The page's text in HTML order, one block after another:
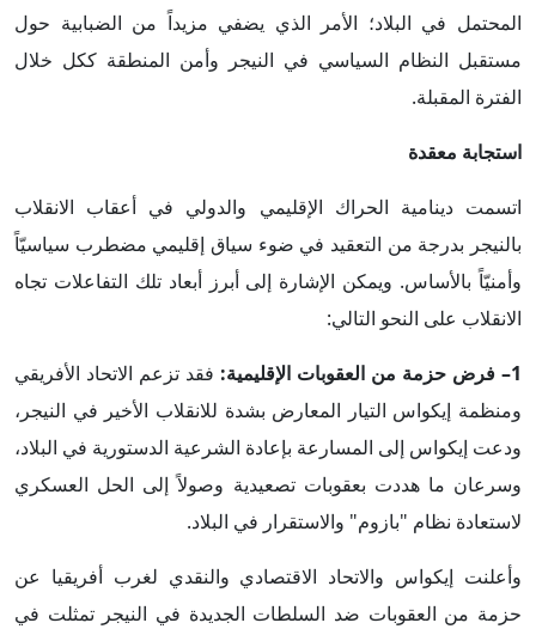
المحتمل في البلاد؛ الأمر الذي يضفي مزيداً من الضبابية حول
مستقبل النظام السياسي في النيجر وأمن المنطقة ككل خلال
الفترة المقبلة.
استجابة معقدة
اتسمت دينامية الحراك الإقليمي والدولي في أعقاب الانقلاب
بالنيجر بدرجة من التعقيد في ضوء سياق إقليمي مضطرب سياسيّاً
وأمنيّاً بالأساس. ويمكن الإشارة إلى أبرز أبعاد تلك التفاعلات تجاه
الانقلاب على النحو التالي:
1– فرض حزمة من العقوبات الإقليمية:
فقد تزعم الاتحاد الأفريقي
ومنظمة إيكواس التيار المعارض بشدة للانقلاب الأخير في النيجر،
ودعت إيكواس إلى المسارعة بإعادة الشرعية الدستورية في البلاد،
وسرعان ما هددت بعقوبات تصعيدية وصولاً إلى الحل العسكري
لاستعادة نظام "بازوم" والاستقرار في البلاد.
وأعلنت إيكواس والاتحاد الاقتصادي والنقدي لغرب أفريقيا عن
حزمة من العقوبات ضد السلطات الجديدة في النيجر تمثلت في